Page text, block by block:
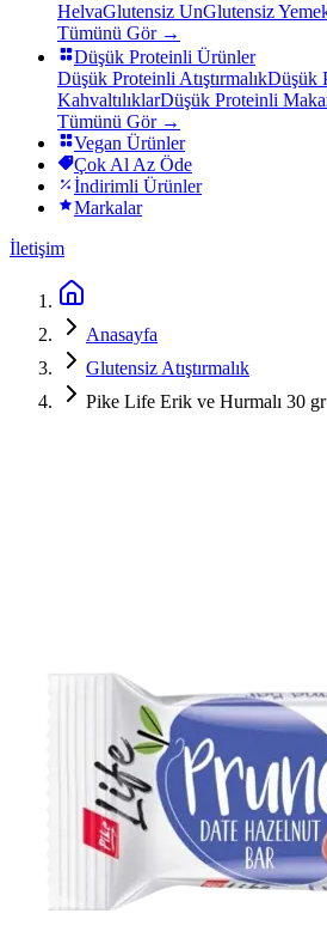
HelvaGlutensiz UnGlutensiz
Tümünü Gör →
Düşük Proteinli Ürünler
Düşük Proteinli AtıştırmalıkDüşük
KahvaltılıklarDüşük Proteinli
Tümünü Gör →
Vegan Ürünler
Çok Al Az Öde
İndirimli Ürünler
Markalar
İletişim
Anasayfa
Glutensiz Atıştırmalık
Pike Life Erik ve Hurmalı 30 gr